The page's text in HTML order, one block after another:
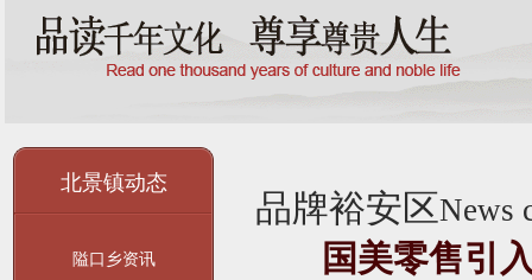
北景镇动态
隘口乡资讯
品牌裕安区News
国美零售引